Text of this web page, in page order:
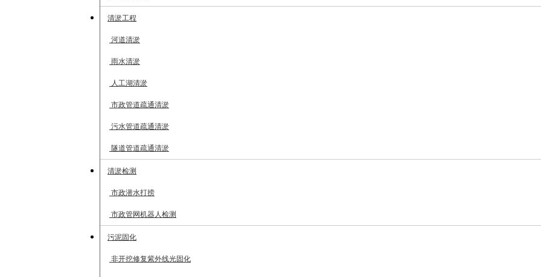
清淤工程
河道清淤
雨水清淤
人工湖清淤
市政管道疏通清淤
污水管道疏通清淤
隧道管道疏通清淤
清淤检测
市政潜水打捞
市政管网机器人检测
污泥固化
非开挖修复紫外线光固化